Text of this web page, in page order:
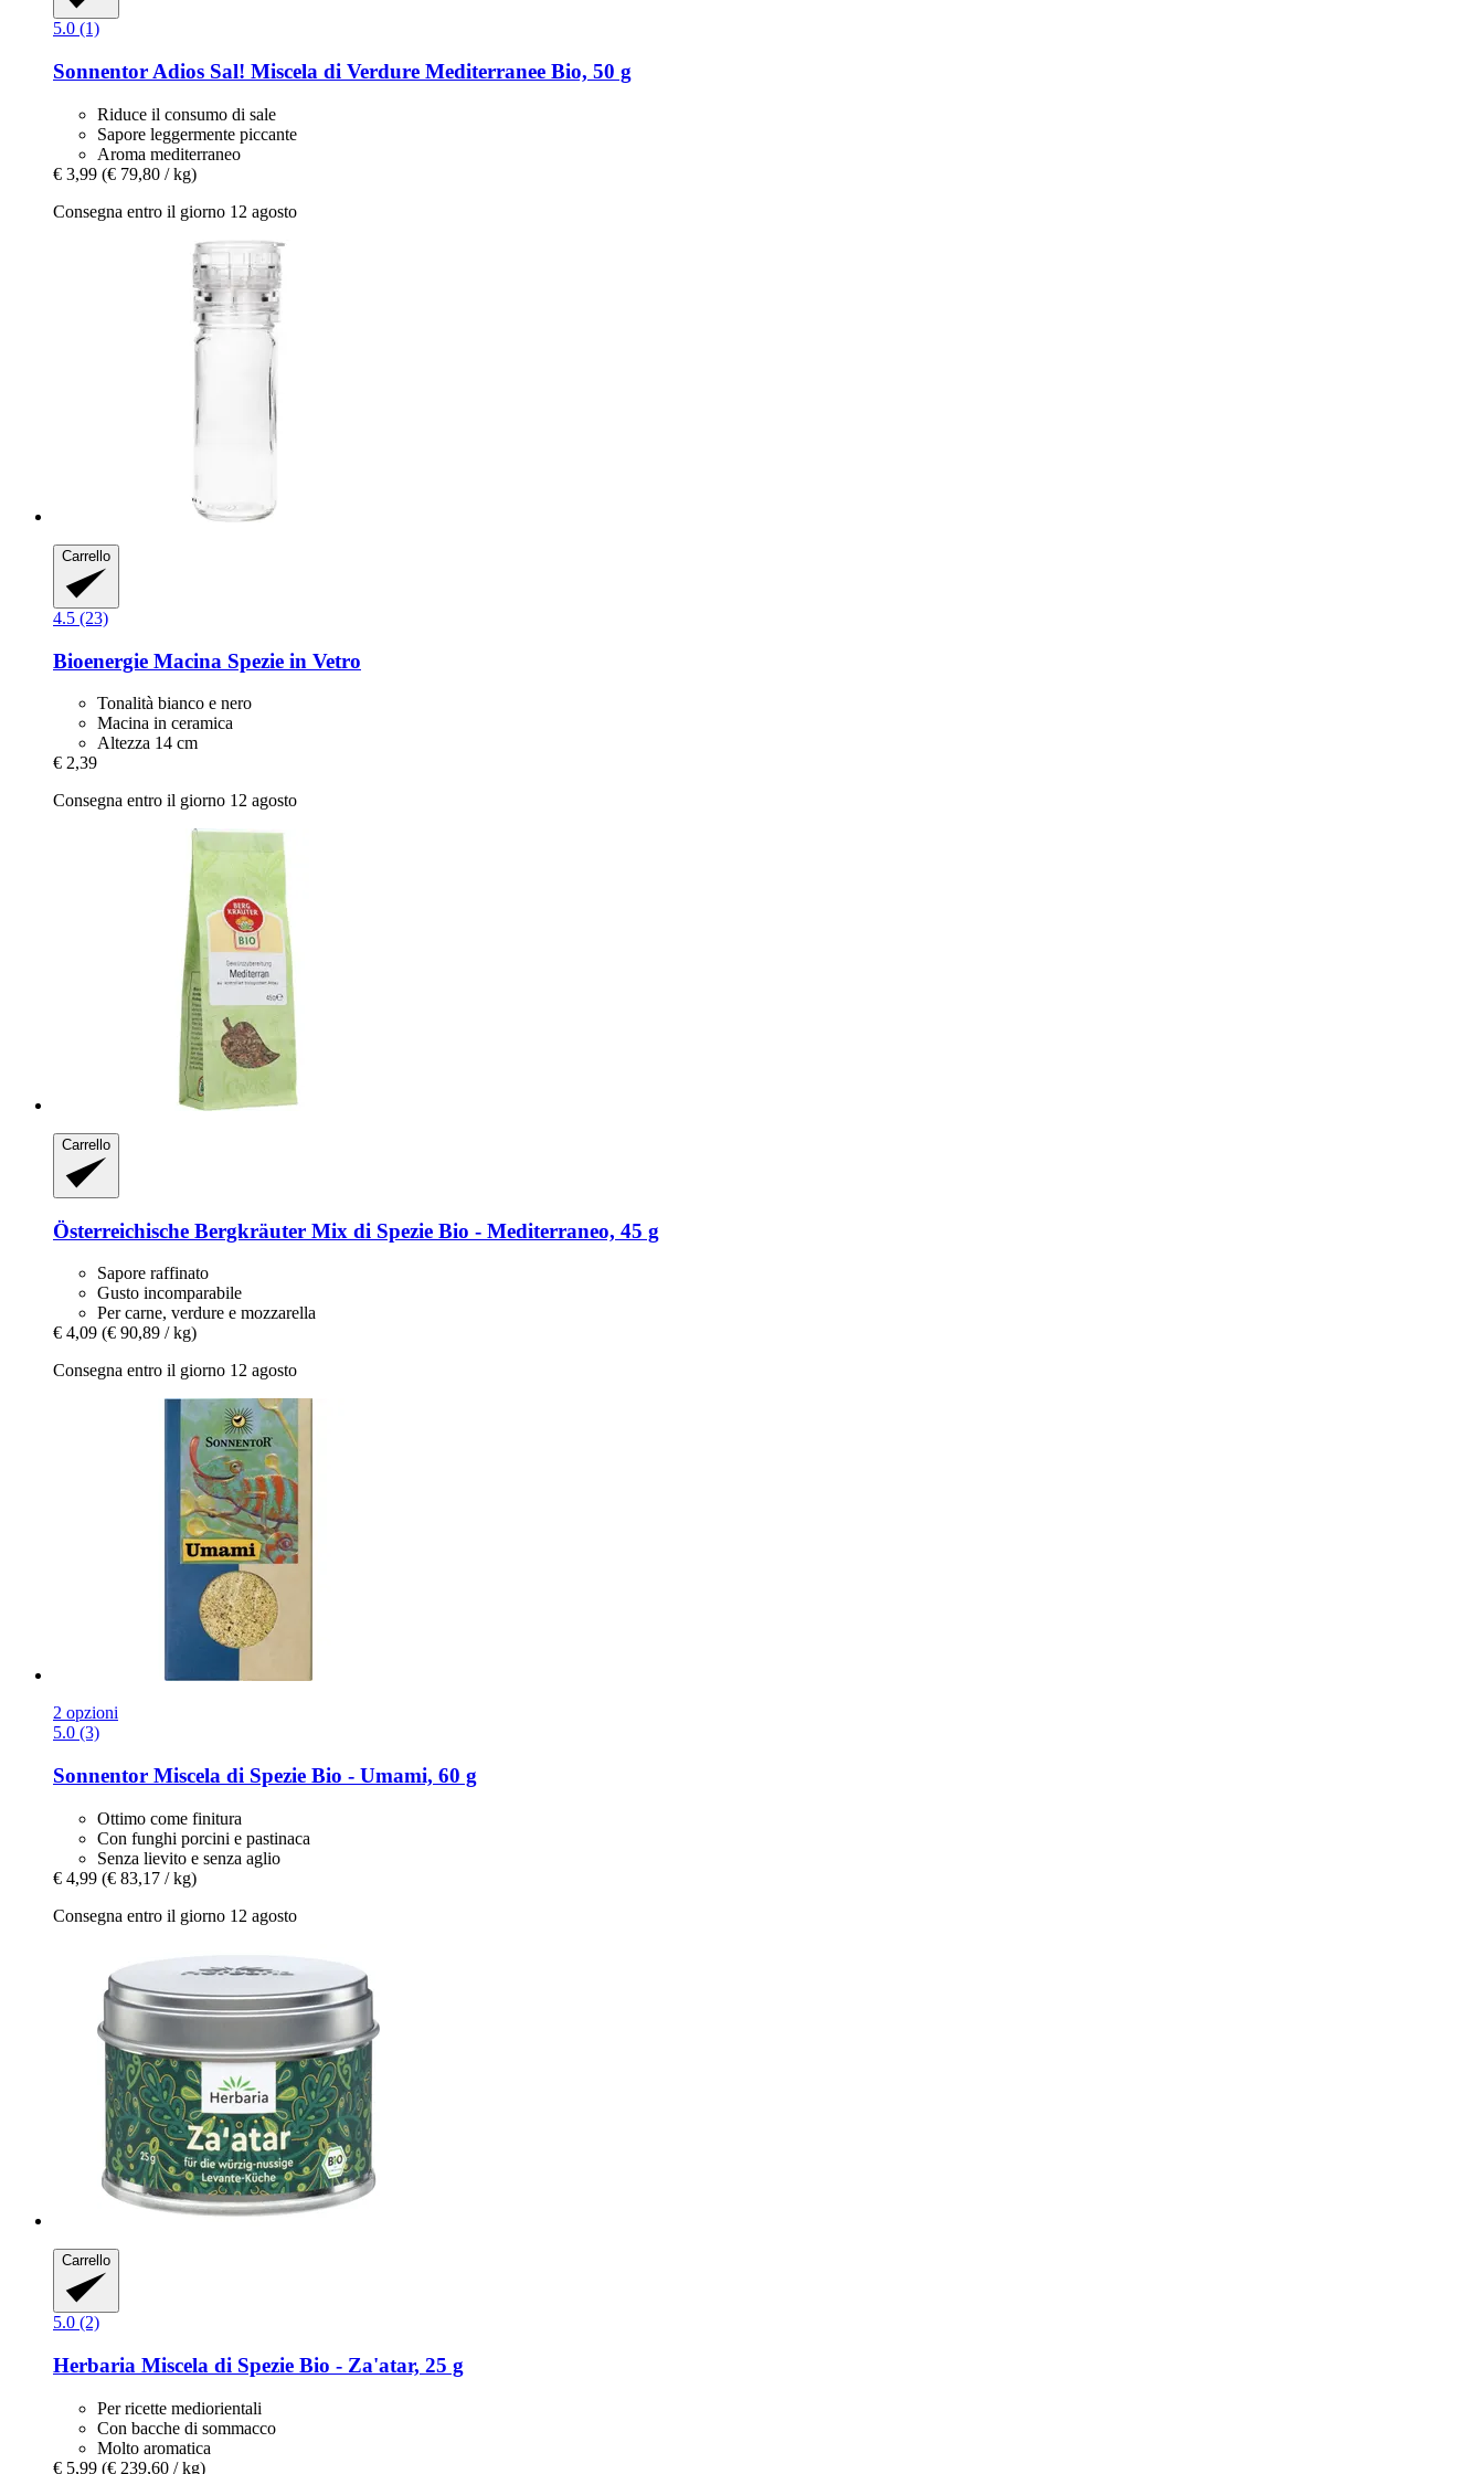
5.0 (1)
Sonnentor Adios Sal! Miscela di Verdure Mediterranee Bio, 50 g
Riduce il consumo di sale
Sapore leggermente piccante
Aroma mediterraneo
€ 3,99 (€ 79,80 / kg)
Consegna entro il giorno 12 agosto
Carrello
4.5 (23)
Bioenergie Macina Spezie in Vetro
Tonalità bianco e nero
Macina in ceramica
Altezza 14 cm
€ 2,39
Consegna entro il giorno 12 agosto
Carrello
Österreichische Bergkräuter Mix di Spezie Bio -​ Mediterraneo, 45 g
Sapore raffinato
Gusto incomparabile
Per carne, verdure e mozzarella
€ 4,09 (€ 90,89 / kg)
Consegna entro il giorno 12 agosto
2 opzioni
5.0 (3)
Sonnentor Miscela di Spezie Bio -​ Umami, 60 g
Ottimo come finitura
Con funghi porcini e pastinaca
Senza lievito e senza aglio
€ 4,99 (€ 83,17 / kg)
Consegna entro il giorno 12 agosto
Carrello
5.0 (2)
Herbaria Miscela di Spezie Bio -​ Za'atar, 25 g
Per ricette mediorientali
Con bacche di sommacco
Molto aromatica
€ 5,99 (€ 239,60 / kg)